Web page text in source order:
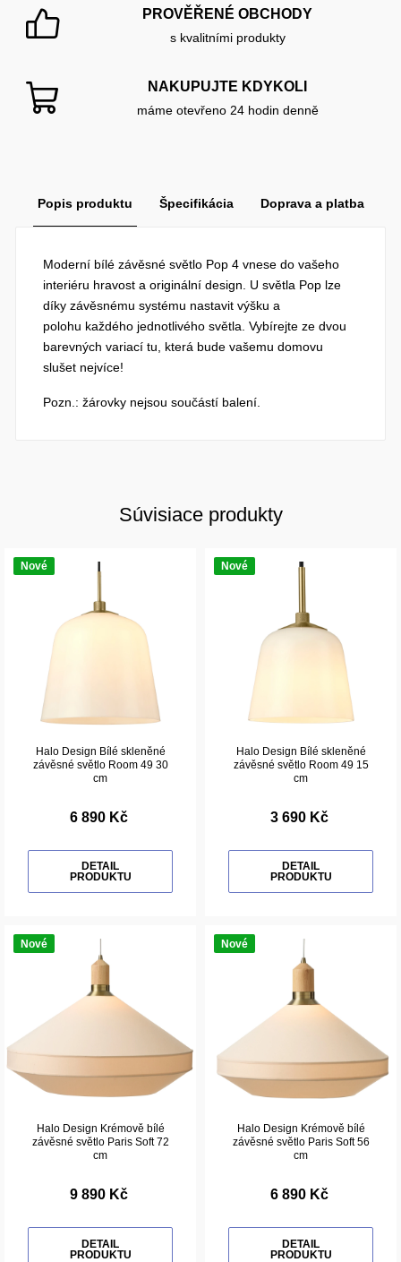
PROVĚŘENÉ OBCHODY
s kvalitními produkty
NAKUPUJTE KDYKOLI
máme otevřeno 24 hodin denně
Popis produktu Špecifikácia Doprava a platba
Moderní bílé závěsné světlo Pop 4 vnese do vašeho
interiéru hravost a originální design. U světla Pop lze
díky závěsnému systému nastavit výšku a
polohu každého jednotlivého světla. Vybírejte ze dvou
barevných variací tu, která bude vašemu domovu
slušet nejvíce!
Pozn.: žárovky nejsou součástí balení.
Súvisiace produkty
Nové
Halo Design Bílé skleněné
závěsné světlo Room 49 30
cm
6 890 Kč
DETAIL
PRODUKTU
Nové
Halo Design Bílé skleněné
závěsné světlo Room 49 15
cm
3 690 Kč
DETAIL
PRODUKTU
Nové
Halo Design Krémově bílé
závěsné světlo Paris Soft 72
cm
9 890 Kč
DETAIL
PRODUKTU
Nové
Halo Design Krémově bílé
závěsné světlo Paris Soft 56
cm
6 890 Kč
DETAIL
PRODUKTU